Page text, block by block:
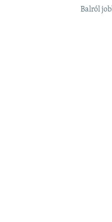
Balról